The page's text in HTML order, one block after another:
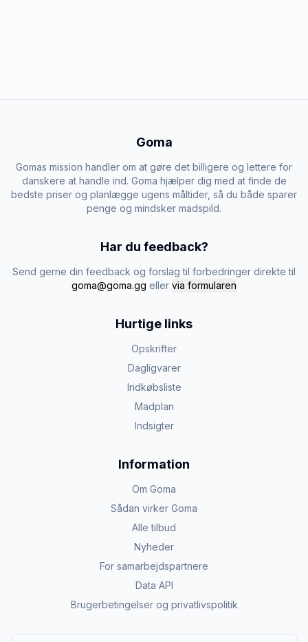
Goma
Gomas mission handler om at gøre det billigere og lettere for
danskere at handle ind. Goma hjælper dig med at finde de
bedste priser og planlægge ugens måltider, så du både sparer
penge og mindsker madspild.
Har du feedback?
Send gerne din feedback og forslag til forbedringer direkte til
goma@goma.gg eller via formularen
Hurtige links
Opskrifter
Dagligvarer
Indkøbsliste
Madplan
Indsigter
Information
Om Goma
Sådan virker Goma
Alle tilbud
Nyheder
For samarbejdspartnere
Data API
Brugerbetingelser og privatlivspolitik